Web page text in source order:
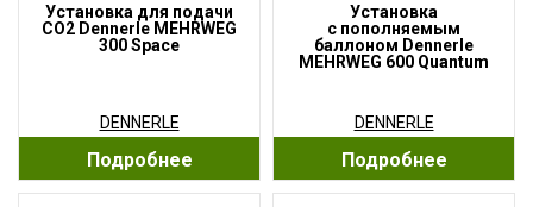
Установка для подачи
СО2 Dennerle MEHRWEG
300 Space
DENNERLE
Подробнее
Установка
с пополняемым
баллоном Dennerle
MEHRWEG 600 Quantum
DENNERLE
Подробнее